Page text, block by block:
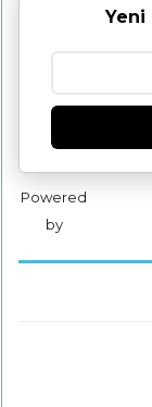
Yeni
Powered
by